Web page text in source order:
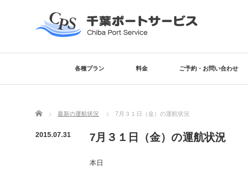
各種プラン 料金 ご予約・お問い合わせ
Home 最新の運航状況 7月３１日（金）の運航状況
2015.07.31 7月３１日（金）の運航状況
本日